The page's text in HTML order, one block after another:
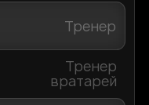
Тренер
Тренер
вратарей